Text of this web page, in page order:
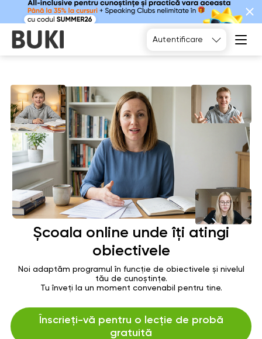
Autentificare
Școala online unde îți atingi
obiectivele
Noi adaptăm programul în funcție de obiectivele și nivelul
tău de cunoștințe.
Tu înveți la un moment convenabil pentru tine.
Înscrieți-vă pentru o lecție de probă
gratuită
Alegeți